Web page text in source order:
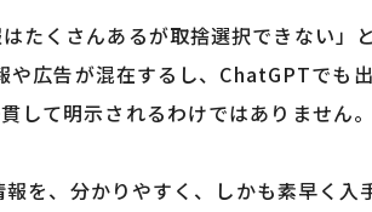
たくさんあるが取捨選択できない」
広告が混在するし、ChatGPTでも
して明示されるわけではありません。
を、分かりやすく、しかも素早く入